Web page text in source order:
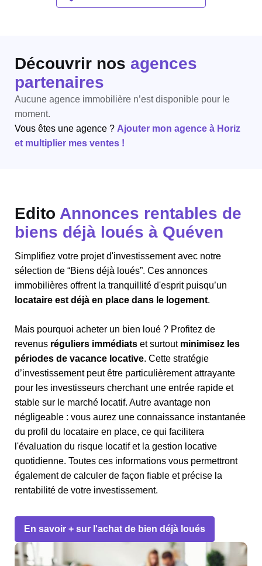
Découvrir nos agences
partenaires
Aucune agence immobilière n’est disponible pour le
moment.
Vous êtes une agence ? Ajouter mon agence à Horiz
et multiplier mes ventes !
Edito Annonces rentables de
biens déjà loués à Quéven
Simplifiez votre projet d'investissement avec notre
sélection de “Biens déjà loués”. Ces annonces
immobilières offrent la tranquillité d'esprit puisqu’un
locataire est déjà en place dans le logement.
Mais pourquoi acheter un bien loué ? Profitez de
revenus réguliers immédiats et surtout minimisez les
périodes de vacance locative. Cette stratégie
d’investissement peut être particulièrement attrayante
pour les investisseurs cherchant une entrée rapide et
stable sur le marché locatif. Autre avantage non
négligeable : vous aurez une connaissance instantanée
du profil du locataire en place, ce qui facilitera
l'évaluation du risque locatif et la gestion locative
quotidienne. Toutes ces informations vous permettront
également de calculer de façon fiable et précise la
rentabilité de votre investissement.
En savoir + sur l'achat de bien déjà loués